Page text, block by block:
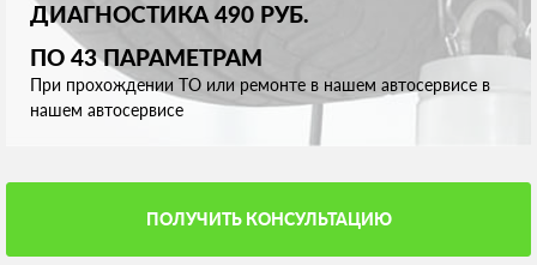
ДИАГНОСТИКА 490 РУБ.
ПО 43 ПАРАМЕТРАМ
При прохождении ТО или ремонте в нашем автосервисе в
нашем автосервисе
ПОЛУЧИТЬ КОНСУЛЬТАЦИЮ